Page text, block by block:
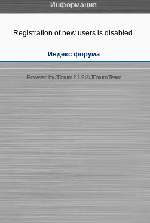
Информация
Registration of new users is disabled.
Индекс форума
Powered byJForum 2.1.9©JForum Team